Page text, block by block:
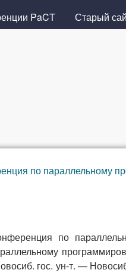
PaCT Старый
по параллельному
по
гос. ун-т. —